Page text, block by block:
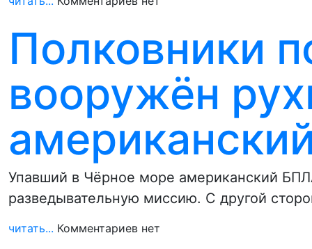
Полковники
вооружён
Упавший в Чёрное море американский
разведывательную миссию. С другой
читать... Комментариев нет